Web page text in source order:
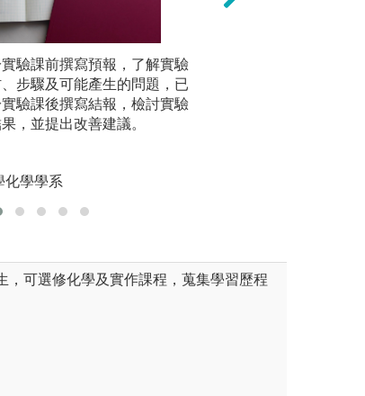
僅少量增加)畢業學分
研究興趣，搭配第二
設計，透過選修跨領
及廣度，拓展第二專
/同步遠距學習，透過
驗課前撰寫預報，了解實驗
步驟及可能產生的問題，已
驗課後撰寫結報，檢討實驗
，並提出改善建議。
化學學系
，可選修化學及實作課程，蒐集學習歷程